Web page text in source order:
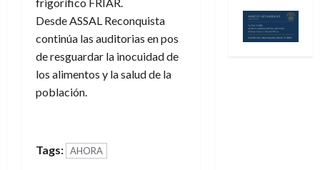
Desde ASSAL Reconquista
continúa las auditorias en pos
de resguardar la inocuidad de
los alimentos y la salud de la
población.
Tags: AHORA